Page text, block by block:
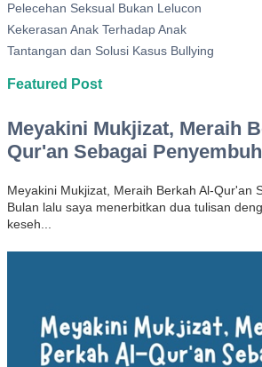
Pelecehan Seksual Bukan Lelucon
Kekerasan Anak Terhadap Anak
Tantangan dan Solusi Kasus Bullying
Featured Post
Meyakini Mukjizat, Meraih
Qur'an Sebagai Penyembuh
Meyakini Mukjizat, Meraih Berkah Al-Qur'an
Bulan lalu saya menerbitkan dua tulisan
keseh...